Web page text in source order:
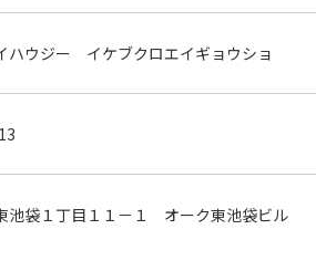
ハウジー イケブクロエイギョウショ
池袋１丁目１１－１ オーク東池袋ビル